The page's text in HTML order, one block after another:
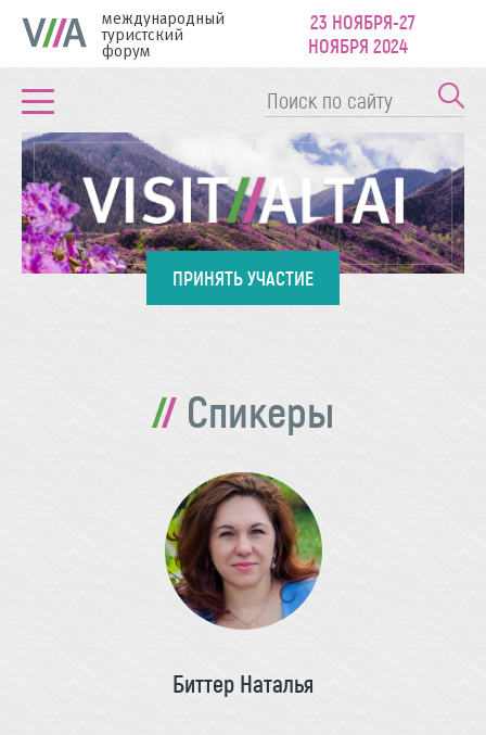
международный
туристский
форум
23 НОЯБРЯ-27
НОЯБРЯ 2024
ПРИНЯТЬ УЧАСТИЕ
Спикеры
Биттер Наталья